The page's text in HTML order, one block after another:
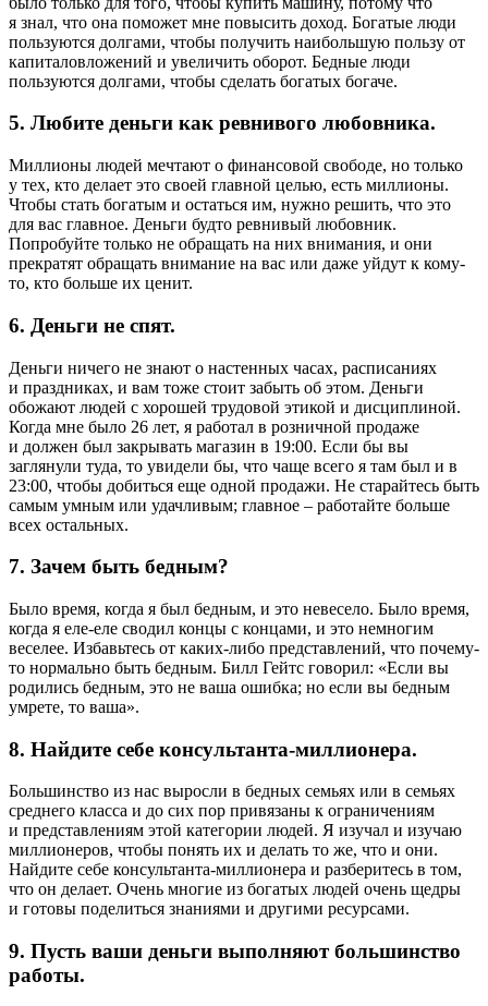
я знал, что она поможет мне повысить доход. Богатые люди
пользуются долгами, чтобы получить наибольшую пользу от
капиталовложений и увеличить оборот. Бедные люди
пользуются долгами, чтобы сделать богатых богаче.
5. Любите деньги как ревнивого любовника.
Миллионы людей мечтают о финансовой свободе, но только
у тех, кто делает это своей главной целью, есть миллионы.
Чтобы стать богатым и остаться им, нужно решить, что это
для вас главное. Деньги будто ревнивый любовник.
Попробуйте только не обращать на них внимания, и они
прекратят обращать внимание на вас или даже уйдут к кому-
то, кто больше их ценит.
6. Деньги не спят.
Деньги ничего не знают о настенных часах, расписаниях
и праздниках, и вам тоже стоит забыть об этом. Деньги
обожают людей с хорошей трудовой этикой и дисциплиной.
Когда мне было 26 лет, я работал в розничной продаже
и должен был закрывать магазин в 19:00. Если бы вы
заглянули туда, то увидели бы, что чаще всего я там был и в
23:00, чтобы добиться еще одной продажи. Не старайтесь быть
самым умным или удачливым; главное – работайте больше
всех остальных.
7. Зачем быть бедным?
Было время, когда я был бедным, и это невесело. Было время,
когда я еле-еле сводил концы с концами, и это немногим
веселее. Избавьтесь от каких-либо представлений, что почему-
то нормально быть бедным. Билл Гейтс говорил: «Если вы
родились бедным, это не ваша ошибка; но если вы бедным
умрете, то ваша».
8. Найдите себе консультанта-миллионера.
Большинство из нас выросли в бедных семьях или в семьях
среднего класса и до сих пор привязаны к ограничениям
и представлениям этой категории людей. Я изучал и изучаю
миллионеров, чтобы понять их и делать то же, что и они.
Найдите себе консультанта-миллионера и разберитесь в том,
что он делает. Очень многие из богатых людей очень щедры
и готовы поделиться знаниями и другими ресурсами.
9. Пусть ваши деньги выполняют большинство
работы.